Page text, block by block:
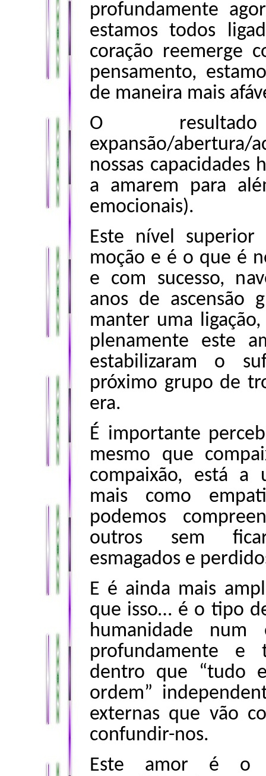
profundamente
estamos todos
coração reemerge
pensamento,
de maneira mais
O
expansão/
nossas capacidades
a amarem para
emocionais).
Este nível
moção e é o que é
e com sucesso,
anos de ascensão
manter uma
plenamente este
estabilizaram o
próximo grupo de
era.
É importante
mesmo que
compaixão, está
mais como
podemos
outros sem
esmagados e
E é ainda mais
que isso… é o tipo
humanidade num
profundamente e
dentro que “tudo
ordem”
externas que vão
confundir-nos.
Este amor é o